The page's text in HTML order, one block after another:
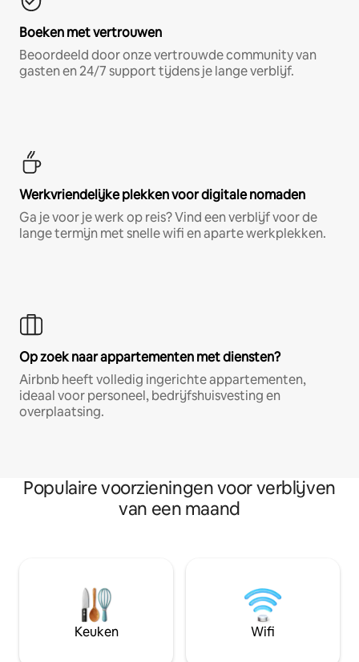
Boeken met vertrouwen
Beoordeeld door onze vertrouwde community van
gasten en 24/7 support tijdens je lange verblijf.
Werkvriendelijke plekken voor digitale nomaden
Ga je voor je werk op reis? Vind een verblijf voor de
lange termijn met snelle wifi en aparte werkplekken.
Op zoek naar appartementen met diensten?
Airbnb heeft volledig ingerichte appartementen,
ideaal voor personeel, bedrijfshuisvesting en
overplaatsing.
Populaire voorzieningen voor verblijven
van een maand
Keuken Wifi